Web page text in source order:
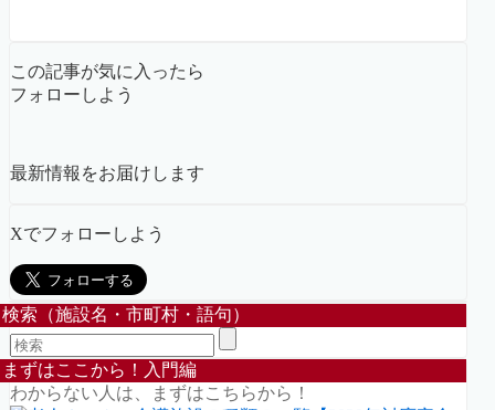
この記事が気に入ったら
フォローしよう
最新情報をお届けします
Xでフォローしよう
検索（施設名・市町村・語句）
まずはここから！入門編
わからない人は、まずはこちらから！